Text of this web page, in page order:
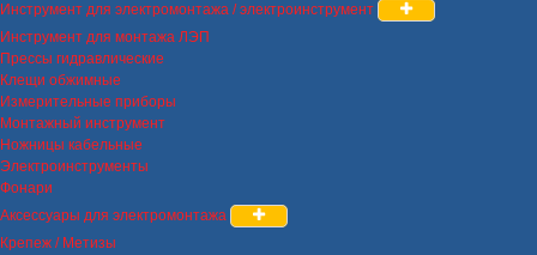
Инструмент для электромонтажа / электроинструмент
Инструмент для монтажа ЛЭП
Прессы гидравлические
Клещи обжимные
Измерительные приборы
Монтажный инструмент
Ножницы кабельные
Электроинструменты
Фонари
Аксессуары для электромонтажа
Крепеж / Метизы